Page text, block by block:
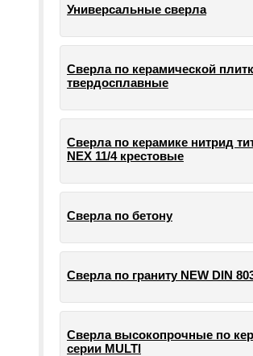
Универсальные сверла
Сверла по керамической
твердосплавные
Сверла по керамике нитрид
NEX 11/4 крестовые
Сверла по бетону
Сверла по граниту NEW DIN
Сверла высокопрочные по
серии MULTI